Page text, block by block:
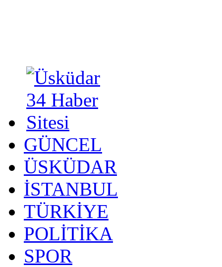
GÜNCEL
ÜSKÜDAR
İSTANBUL
TÜRKİYE
POLİTİKA
SPOR